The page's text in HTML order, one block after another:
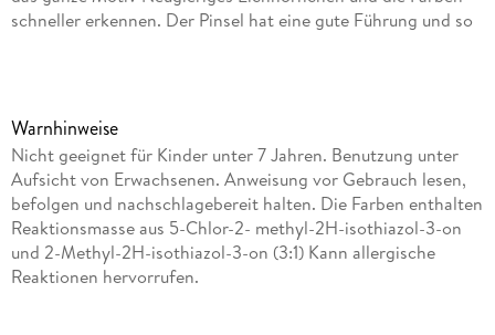
schneller erkennen. Der Pinsel hat eine gute Führung und so
bereits 15 fertig gemischte Acrylfarben enthalten.
Verpackungsdesign kann abweichen. Mit Malen nach Zahlen
von Ravensburger lernen die Kinder Flächen sorgfältig
auszumalen, ihr Maltalent zu verbessern sowie
feinmotorische Fähigkeiten zu entwickeln. Am Ende stehen
Freude, Stolz und ein Erfolgserlebnis, das die Lust am
Weitermalen weckt. Die Motive sind altersgerecht in drei
Schwierigkeitsstufen umgesetzt: von einfachen Bildern mit
Warnhinweise
Nicht geeignet für Kinder unter 7 Jahren. Benutzung unter
Aufsicht von Erwachsenen. Anweisung vor Gebrauch lesen,
befolgen und nachschlagebereit halten. Die Farben enthalten
Reaktionsmasse aus 5-Chlor-2- methyl-2H-isothiazol-3-on
und 2-Methyl-2H-isothiazol-3-on (3:1) Kann allergische
Reaktionen hervorrufen.